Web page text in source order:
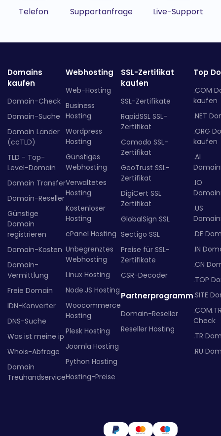
Telefon Supportanfrage Live-Support
Domains
kaufen
Domain-Check
Domain-Suche
Domain Länder
(ccTLD)
TLD - Top-
Level-Domain
Domain Transfer
Domain-Reseller
Günstige
Domain
registrieren
Domain-Kosten
Domain-
Vermittlung
Freie Domain
IDN-Konverter
DNS-Suche
Was ist meine ip
Whois-Abfrage
Domain
Treuhandservice
Webhosting
Web-Hosting
Business
Hosting
Wordpress
Hosting
Günstiges
Webhosting
Verwaltetes
Hosting
Kostenloser
Hosting
cPanel Hosting
Unbegrenztes
Webhosting
Linux Hosting
Node.JS Hosting
Woocommerce
Hosting
Plesk Hosting
Joomla Hosting
Python Hosting
Hosting-Preise
SSL-Zertifikat
kaufen
SSL-Zertifikate
RapidSSL SSL-
Zertifikat
Comodo SSL-
Zertifikat
GeoTrust SSL-
Zertifikat
DigiCert SSL
Zertifikat
GlobalSign SSL
Sectigo SSL
Preise für SSL-
Zertifikate
CSR-Decoder
Partnerprogramm
Domain-Reseller
Reseller Hosting
Top
.COM
kaufen
.NET
.ORG
kaufen
.AI
.IO
.US
.DE
.IN
.CN
.TOP
.SITE
Check
.TR
.RU